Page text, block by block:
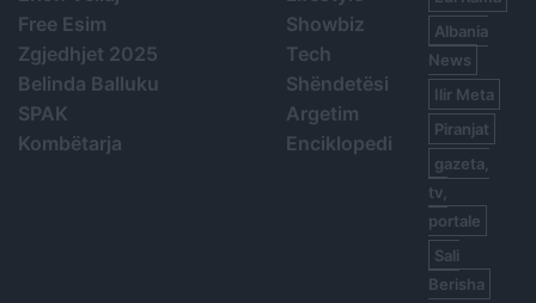
Free Esim
Zgjedhjet 2025
Belinda Balluku
SPAK
Kombëtarja
Showbiz
Tech
Shëndetësi
Argetim
Enciklopedi
Albania
News
Ilir Meta
Piranjat
gazeta,
tv,
portale
Sali
Berisha